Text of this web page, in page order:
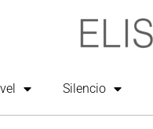
Silencio